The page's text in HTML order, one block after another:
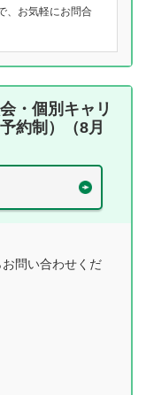
、お気軽にお問合
・個別キャリ
約制）（8月
お問い合わせくだ